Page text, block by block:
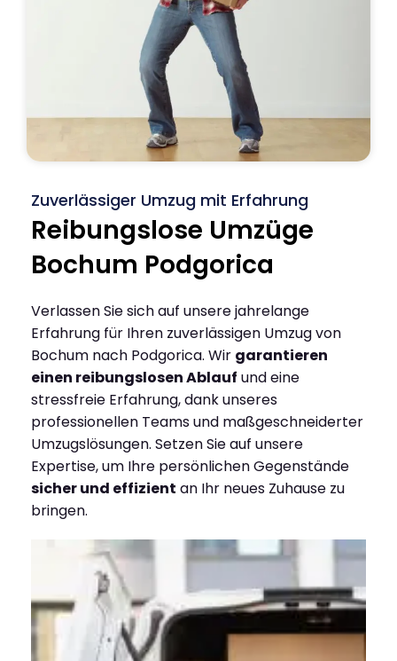
Zuverlässiger Umzug mit Erfahrung
Reibungslose Umzüge
Bochum Podgorica
Verlassen Sie sich auf unsere jahrelange
Erfahrung für Ihren zuverlässigen Umzug von
Bochum nach Podgorica. Wir garantieren
einen reibungslosen Ablauf und eine
stressfreie Erfahrung, dank unseres
professionellen Teams und maßgeschneiderter
Umzugslösungen. Setzen Sie auf unsere
Expertise, um Ihre persönlichen Gegenstände
sicher und effizient an Ihr neues Zuhause zu
bringen.